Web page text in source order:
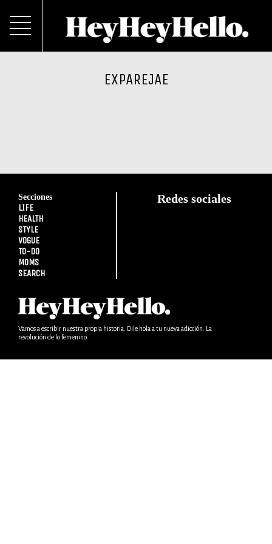
EXPAREJAE
Secciones
LIFE
HEALTH
STYLE
VOGUE
TO-DO
MOMS
SEARCH
Redes sociales
Vamos a escribir nuestra propia historia. Dile hola a tu nueva adicción. La
revolución de lo femenino.